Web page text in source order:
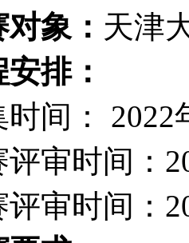
象： 天津
排：
间： 2022
审时间：
审时间：